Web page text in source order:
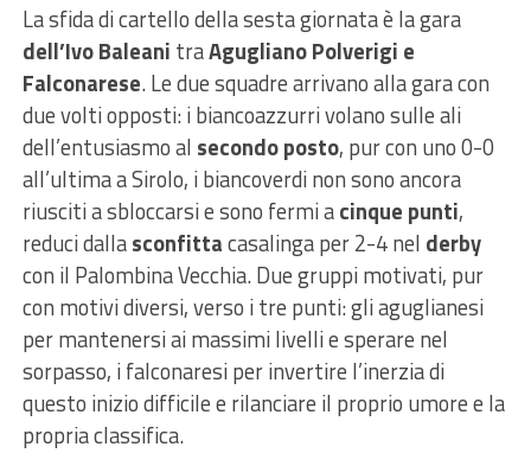
La sfida di cartello della sesta giornata è la gara
dell’Ivo Baleani traAgugliano Polverigi e
Falconarese. Le due squadre arrivano alla gara con
due volti opposti: i biancoazzurri volano sulle ali
dell’entusiasmo al secondo posto, pur con uno 0-0
all’ultima a Sirolo, i biancoverdi non sono ancora
riusciti a sbloccarsi e sono fermi acinque punti,
reduci dallasconfittacasalinga per 2-4 nel derby
con il Palombina Vecchia. Due gruppi motivati, pur
con motivi diversi, verso i tre punti: gli aguglianesi
per mantenersi ai massimi livelli e sperare nel
sorpasso, i falconaresi per invertire l’inerzia di
questo inizio difficile e rilanciare il proprio umore e la
propria classifica.